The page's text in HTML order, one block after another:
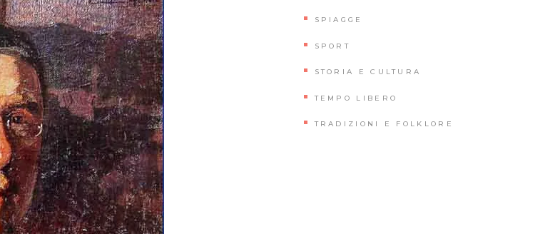
SPIAGGE
SPORT
STORIA E CULTURA
TEMPO LIBERO
TRADIZIONI E FOLKLORE